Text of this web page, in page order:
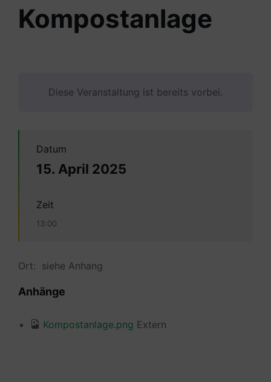
Kompostanlage
Diese Veranstaltung ist bereits vorbei.
Datum
15. April 2025
Zeit
13:00
Ort: siehe Anhang
Anhänge
Kompostanlage.png Extern